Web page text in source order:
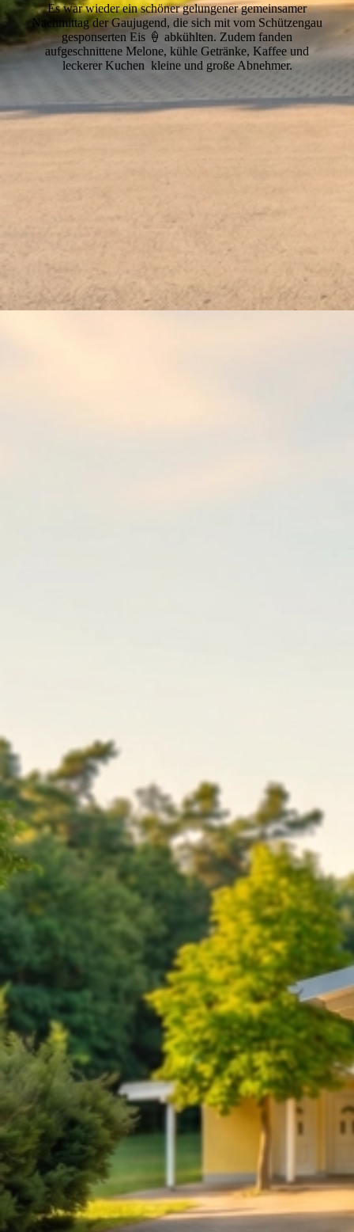
Es war wieder ein schöner gelungener gemeinsamer
Nachmittag der Gaujugend, die sich mit vom Schützengau
gesponserten Eis 🍦 abkühlten. Zudem fanden
aufgeschnittene Melone, kühle Getränke, Kaffee und
leckerer Kuchen kleine und große Abnehmer.